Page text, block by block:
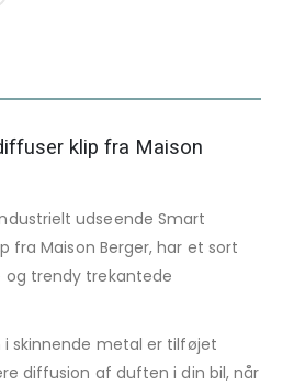
klip fra Maison
udseende Smart
fra Maison Berger, har et sort
trendy trekantede
skinnende metal er tilføjet
diffusion af duften i din bil, når